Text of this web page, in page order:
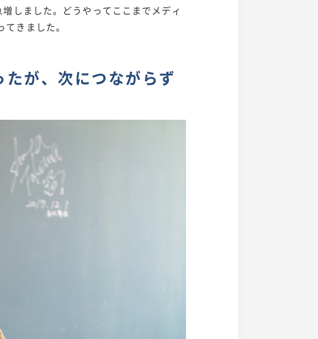
しました。どうやってここまでメディ
きました。
が、次につながらず